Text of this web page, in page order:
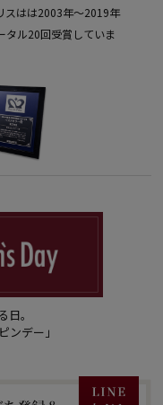
スはは2003年〜2019年
タル20回受賞していま
日。
ンデー」